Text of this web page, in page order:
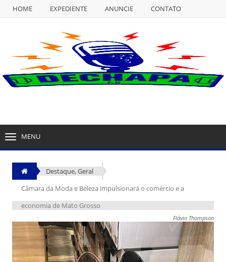
HOME EXPEDIENTE ANUNCIE
CONTATO
EXPEDIENTE ANUNCIE
MENU
Destaque,Geral
Câmara da Moda e Beleza impulsionará o comércio e a
economia de Mato Grosso
Flávio Thompson